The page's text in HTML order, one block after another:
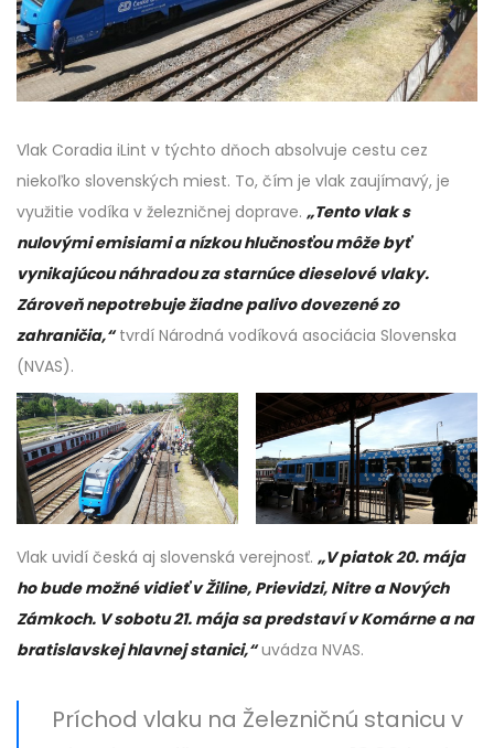
Vlak Coradia iLint v týchto dňoch absolvuje cestu cez
niekoľko slovenských miest. To, čím je vlak zaujímavý, je
využitie vodíka v železničnej doprave. „Tento vlak s
nulovými emisiami a nízkou hlučnosťou môže byť
vynikajúcou náhradou za starnúce dieselové vlaky.
Zároveň nepotrebuje žiadne palivo dovezené zo
zahraničia,“tvrdí Národná vodíková asociácia Slovenska
(NVAS).
Vlak uvidí česká aj slovenská verejnosť. „V piatok 20. mája
ho bude možné vidieť v Žiline, Prievidzi, Nitre a Nových
Zámkoch. V sobotu 21. mája sa predstaví v Komárne a na
bratislavskej hlavnej stanici,“uvádza NVAS.
Príchod vlaku na Železničnú stanicu v